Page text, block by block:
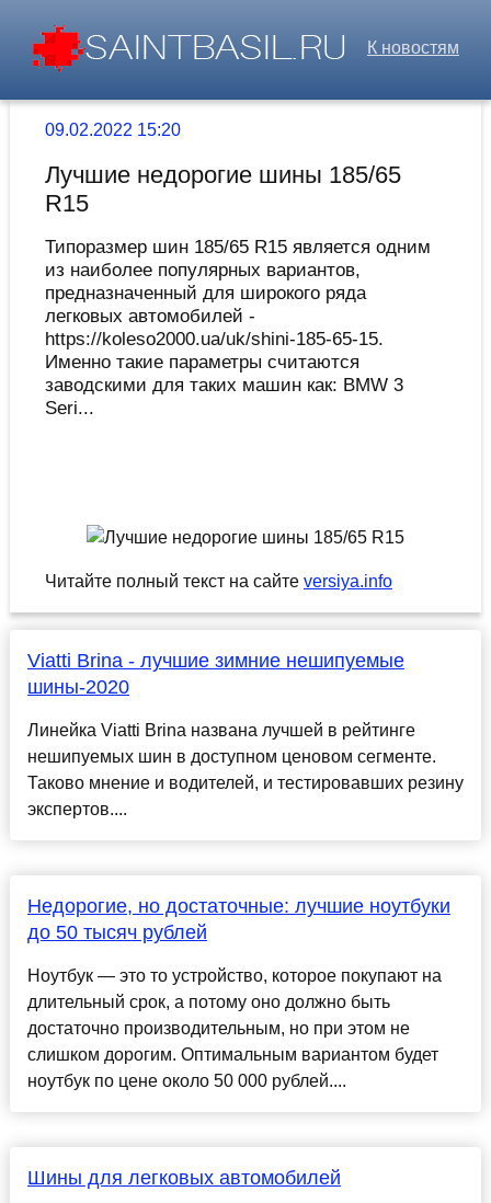
К новостям
09.02.2022 15:20
Лучшие недорогие шины 185/65
R15
Типоразмер шин 185/65 R15 является одним
из наиболее популярных вариантов,
предназначенный для широкого ряда
легковых автомобилей -
https://koleso2000.ua/uk/shini-185-65-15.
Именно такие параметры считаются
заводскими для таких машин как: BMW 3
Seri...
Читайте полный текст на сайте versiya.info
Viatti Brina - лучшие зимние нешипуемые
шины-2020
Линейка Viatti Brina названа лучшей в рейтинге
нешипуемых шин в доступном ценовом сегменте.
Таково мнение и водителей, и тестировавших резину
экспертов....
Недорогие, но достаточные: лучшие ноутбуки
до 50 тысяч рублей
Ноутбук — это то устройство, которое покупают на
длительный срок, а потому оно должно быть
достаточно производительным, но при этом не
слишком дорогим. Оптимальным вариантом будет
ноутбук по цене около 50 000 рублей....
Шины для легковых автомобилей